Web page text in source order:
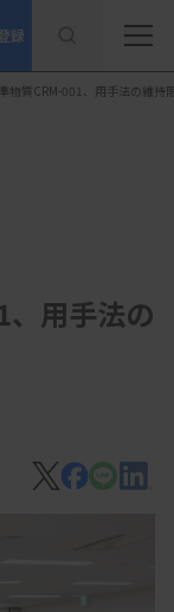
録
物質CRM-001、用手法の維持
、用手法の